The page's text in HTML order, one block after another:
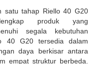
satu tahap Riello 40 G20
produk yang
segala kebutuhan
40 G20 tersedia dalam
daya berkisar antara
empat struktur berbeda.